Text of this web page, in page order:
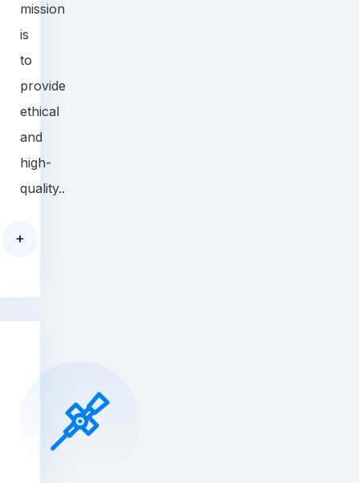
mission
is
to
provide
ethical
and
high-
quality..
+